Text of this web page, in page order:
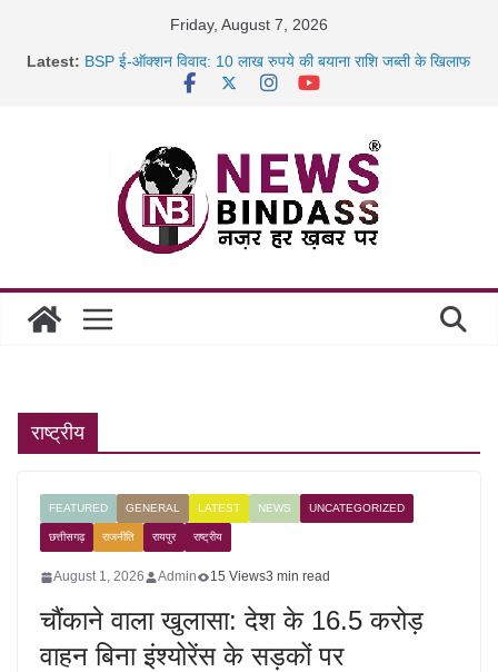
Friday, August 7, 2026
Latest: BSP ई-ऑक्शन विवाद: 10 लाख रुपये की बयाना राशि जब्ती के खिलाफ
साइबर ठगी पर दुर्ग पुलिस का बड़ा एक्शन: 13 म्यूल बैंक खाताधारक
गिरफ्तार
राष्ट्रीय
FEATURED GENERAL LATEST NEWS UNCATEGORIZED
छत्तीसगढ़ राजनीति रायपुर राष्ट्रीय
August 1, 2026 Admin 15 Views3 min read
चौंकाने वाला खुलासा: देश के 16.5 करोड़
वाहन बिना इंश्योरेंस के सड़कों पर